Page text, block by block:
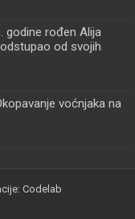
godine rođen Alija
od svojih
voćnjaka na
Codelab